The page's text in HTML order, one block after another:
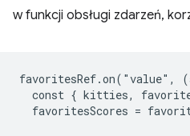
w funkcji obsługi zdarzeń,
favoritesRef.on("value",
const { kitties,
favoritesScores =